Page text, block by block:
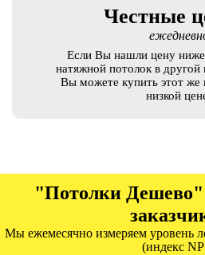
Честные
Если Вы нашли цену
натяжной потолок в другой
Вы можете купить этот же
низкой
"Потолки Дешево"
Мы ежемесячно измеряем уровень
(индекс